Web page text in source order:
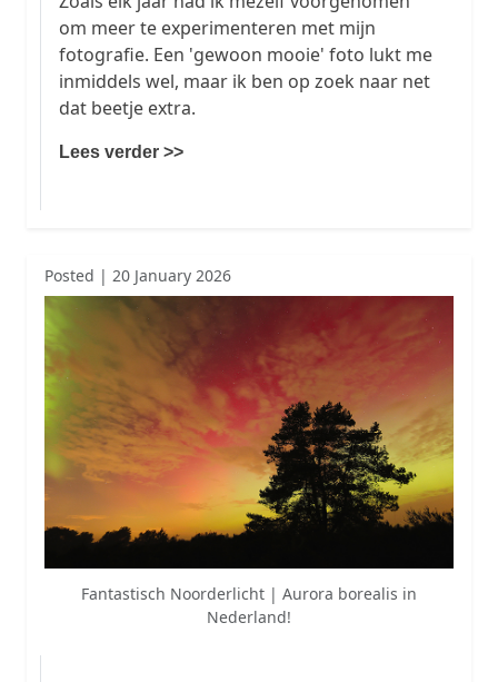
om meer te experimenteren met mijn
fotografie. Een 'gewoon mooie' foto lukt me
inmiddels wel, maar ik ben op zoek naar net
dat beetje extra.
Lees verder >>
Posted | 20 January 2026
Fantastisch Noorderlicht | Aurora borealis in
Nederland!